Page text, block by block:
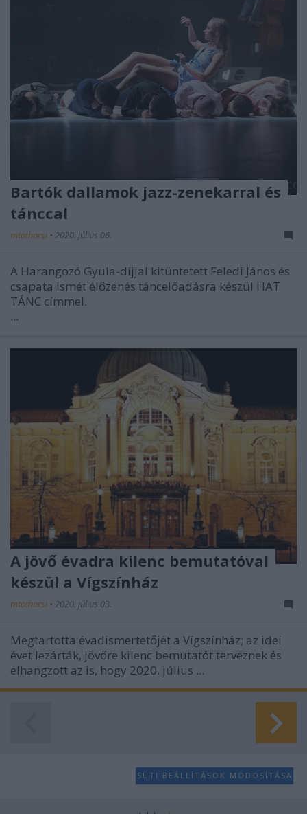
Bartók dallamok jazz-zenekarral és
tánccal
mtothorsi • 2020. július 06.
A Harangozó Gyula-díjjal kitüntetett Feledi János és
csapata ismét élőzenés táncelőadásra készül HAT
TÁNC címmel.
...
A jövő évadra kilenc bemutatóval
készül a Vígszínház
mtothorsi • 2020. július 03.
Megtartotta évadismertetőjét a Vígszínház; az idei
évet lezárták, jövőre kilenc bemutatót terveznek és
elhangzott az is, hogy 2020. július ...
SÜTI BEÁLLÍTÁSOK MÓDOSÍTÁSA